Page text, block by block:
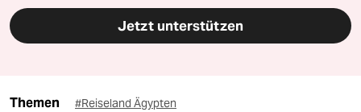
Jetzt unterstützen
Themen #Reiseland Ägypten